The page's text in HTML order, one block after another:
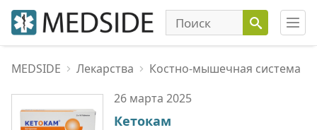
MEDSIDE Лекарства
Костно-мышечная система
26 марта 2025
Кетокам